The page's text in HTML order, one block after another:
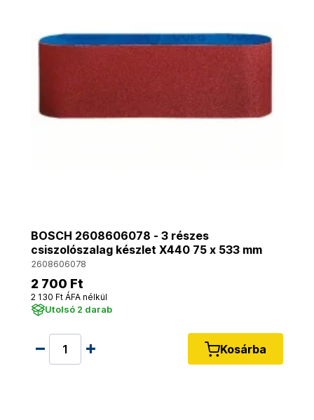
BOSCH 2608606078 - 3 részes
csiszolószalag készlet X440 75 x 533 mm
2608606078
2 700 Ft
2 130 Ft ÁFA nélkül
Utolsó 2 darab
Kosárba